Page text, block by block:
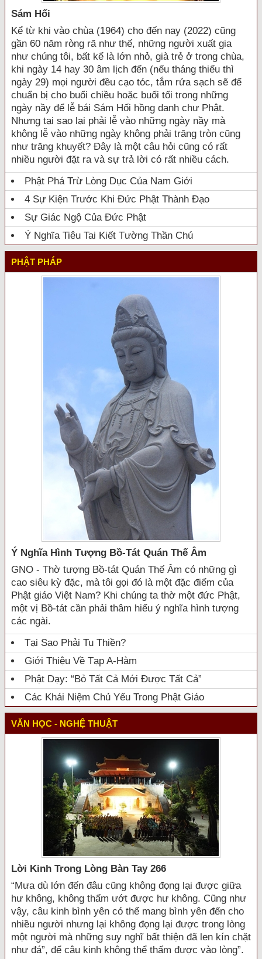
Sám Hối
Kể từ khi vào chùa (1964) cho đến nay (2022) cũng
gần 60 năm ròng rã như thế, những người xuất gia
như chúng tôi, bất kể là lớn nhỏ, già trẻ ở trong chùa,
khi ngày 14 hay 30 âm lịch đến (nếu tháng thiếu thì
ngày 29) mọi người đều cạo tóc, tắm rửa sạch sẽ để
chuẩn bị cho buổi chiều hoặc buổi tối trong những
ngày nầy để lễ bái Sám Hối hồng danh chư Phật.
Nhưng tại sao lại phải lễ vào những ngày nầy mà
không lễ vào những ngày không phải trăng tròn cũng
như trăng khuyết? Đây là một câu hỏi cũng có rất
nhiều người đặt ra và sự trả lời có rất nhiều cách.
Phật Phá Trừ Lòng Dục Của Nam Giới
4 Sự Kiện Trước Khi Đức Phật Thành Đạo
Sự Giác Ngộ Của Đức Phật
Ý Nghĩa Tiêu Tai Kiết Tường Thần Chú
PHẬT PHÁP
Ý Nghĩa Hình Tượng Bồ-Tát Quán Thế Âm
GNO - Thờ tượng Bồ-tát Quán Thế Âm có những gì
cao siêu kỳ đặc, mà tôi gọi đó là một đặc điểm của
Phật giáo Việt Nam? Khi chúng ta thờ một đức Phật,
một vị Bồ-tát cần phải thâm hiểu ý nghĩa hình tượng
các ngài.
Tại Sao Phải Tu Thiền?
Giới Thiệu Về Tạp A-Hàm
Phật Dạy: “Bỏ Tất Cả Mới Được Tất Cả”
Các Khái Niệm Chủ Yếu Trong Phật Giáo
VĂN HỌC - NGHỆ THUẬT
Lời Kinh Trong Lòng Bàn Tay 266
“Mưa dù lớn đến đâu cũng không đọng lại được giữa
hư không, không thấm ướt được hư không. Cũng như
vậy, câu kinh bình yên có thể mang bình yên đến cho
nhiều người nhưng lại không đọng lại được trong lòng
một người mà những suy nghĩ bất thiện đã len kín chặt
như đá”, để câu kinh không thể thấm được vào lòng”.